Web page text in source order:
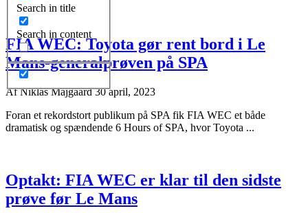
Search in title
Search in content
FIA WEC: Toyota gør rent bord i Le
Mans-generalprøven på SPA
AfNiklas Majgaard30 april, 2023
Foran et rekordstort publikum på SPA fik FIA WEC et både
dramatisk og spændende 6 Hours of SPA, hvor Toyota ...
Optakt: FIA WEC er klar til den sidste
prøve før Le Mans